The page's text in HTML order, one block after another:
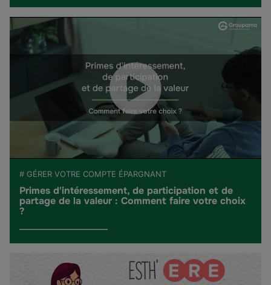
# GÉRER VOTRE COMPTE ÉPARGNANT
Primes d'intéressement, de participation et de
partage de la valeur : Comment faire votre choix
?